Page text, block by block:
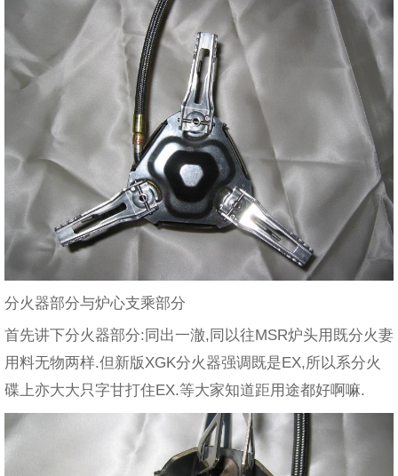
分火器部分与炉心支乘部分
首先讲下分火器部分:同出一澈,同以往MSR炉头用既分火妻
用料无物两样.但新版XGK分火器强调既是EX,所以系分火
碟上亦大大只字甘打住EX.等大家知道距用途都好啊嘛.